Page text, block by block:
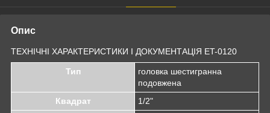
Опис
ТЕХНІЧНІ ХАРАКТЕРИСТИКИ І ДОКУМЕНТАЦІЯ ET-0120
Тип
головка шестигранна
подовжена
Квадрат
1/2"